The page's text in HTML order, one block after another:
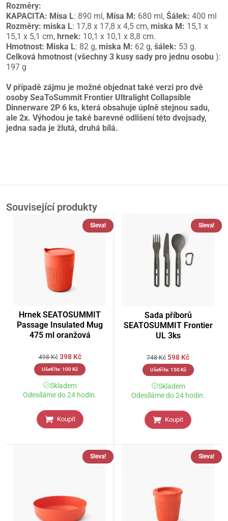
Rozměry:
KAPACITA: Mísa L: 890 ml, Mísa M: 680 ml, Šálek: 400 ml
Rozměry: miska L: 17,8 x 17,8 x 4,5 cm, miska M: 15,1 x
15,1 x 5,1 cm, hrnek: 10,1 x 10,1 x 8,8 cm.
Hmotnost: Miska L: 82 g, miska M: 62 g, šálek: 53 g.
Celková hmotnost (všechny 3 kusy sady pro jednu osobu ):
197 g
V případě zájmu je možné objednat také verzi pro dvě
osoby SeaToSummit Frontier Ultralight Collapsible
Dinnerware 2P 6 ks, která obsahuje úplně stejnou sadu,
ale 2x. Výhodou je také barevné odlišení této dvojsady,
jedna sada je žlutá, druhá bílá.
Související produkty
Sleva!
Hrnek SEATOSUMMIT
Passage Insulated Mug
475 ml oranžová
498Kč 398 Kč
Ušetříte: 100Kč
Skladem
Odesíláme do 24 hodin.
Koupit
Sleva!
Sada příborů
SEATOSUMMIT Frontier
UL 3ks
748Kč 598 Kč
Ušetříte: 150Kč
Skladem
Odesíláme do 24 hodin.
Koupit
Sleva! Sleva!